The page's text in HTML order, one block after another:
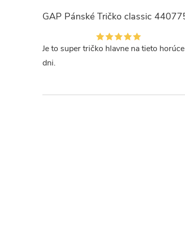
Je to super tričko hlavne na tieto horúce
dni.